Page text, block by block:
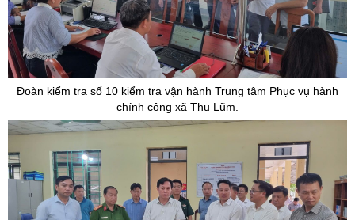
Đoàn kiểm tra số 10 kiểm tra vận hành Trung tâm Phục vụ hành
chính công xã Thu Lũm.